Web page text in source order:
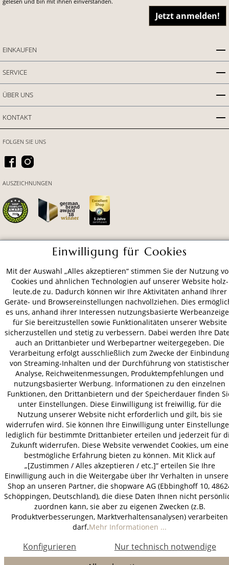
Jetzt anmelden!
EINKAUFEN
SERVICE
ÜBER UNS
KONTAKT
VERSAND
FOLGEN SIE UNS
AUSZEICHNUNGEN
AGB Datenschutz
Impressum
© 2026 HOLZ-LEUTE
* Alle Preise inkl. gesetzl. Mehrwertsteuer zzgl.Versandkosten.
Einwilligung für Cookies
Mit der Auswahl „Alles akzeptieren“ stimmen Sie der Nutzung
Cookies und ähnlichen Technologien auf unserer Website holz-
leute.de zu. Dadurch können wir Ihre Aktivitäten anhand Ihrer
Geräte- und Browsereinstellungen nachvollziehen. Dies
es uns, anhand ihrer Interessen nutzungsbasierte
für Sie bereitzustellen sowie Funktionalitäten unserer Website
sicherzustellen und stetig zu verbessern. Dabei werden Ihre
auch an Drittanbieter und Werbepartner weitergegeben. Die
Verarbeitung erfolgt ausschließlich zum Zwecke der
von Streaming-Inhalten und der Durchführung von statistischer
Analyse, Reichweitenmessungen, Produktempfehlungen und
nutzungsbasierter Werbung. Informationen zu den einzelnen
Funktionen, den Drittanbietern und der Speicherdauer finden
unter Einstellungen. Diese Einwilligung ist freiwillig, für die
Nutzung unserer Website nicht erforderlich und gilt, bis sie
widerrufen wird. Sie können Ihre Einwilligung unter
lediglich für bestimmte Drittanbieter erteilen und jederzeit für
Zukunft widerrufen. Diese Website verwendet Cookies, um eine
bestmögliche Erfahrung bieten zu können. Mit Klick auf
„[Zustimmen / Alles akzeptieren / etc.]“ erteilen Sie Ihre
Einwilligung auch in die Weitergabe über Ihr Verhalten in
Shop an unseren Partner, die shopware AG (Ebbinghoff 10,
Schöppingen, Deutschland), die diese Daten Ihnen nicht
zuordnen kann, sie aber zu eigenen Zwecken (z.B.
Produktverbesserungen, Marktverhaltensanalysen) verarbeiten
darf.Mehr Informationen ...
Nur technisch notwendige
Konfigurieren